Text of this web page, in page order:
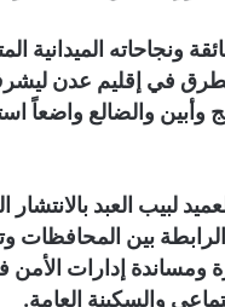
ونجاحاته الميدانية
في إقليم عدن
والضالع واضعاً
لبيب العبد
بين المحافظات
ومساندة إدارات
والسكينة العامة.